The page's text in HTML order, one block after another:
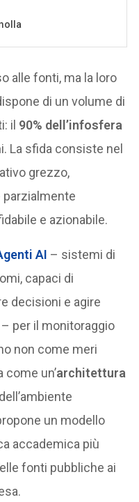
alle fonti, ma la loro
di un volume di
il 90% dell’infosfera
La sfida consiste nel
grezzo,
e azionabile.
AI – sistemi di
capaci di
decisioni e agire
per il monitoraggio
non come meri
un’architettura
un modello
accademica più
fonti pubbliche ai